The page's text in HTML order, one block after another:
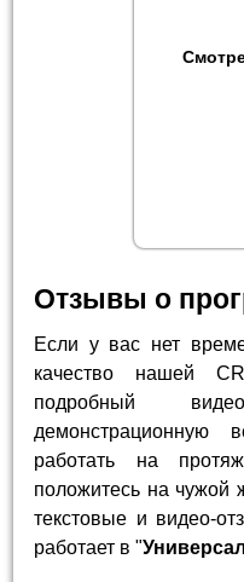
Отзывы о
Если у вас нет
качество нашей
подробный
работать на
положитесь на чужой
текстовые и видео-
работает в "